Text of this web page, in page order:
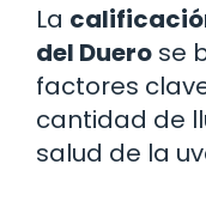
La
del Duero se
factores
cantidad de
salud de la